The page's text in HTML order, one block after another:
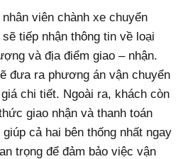
viên chành xe chuyển
tiếp nhận thông tin về loại
và địa điểm giao – nhận.
đưa ra phương án vận chuyển
chi tiết. Ngoài ra, khách còn
giao nhận và thanh toán
cả hai bên thống nhất ngay
trọng để đảm bảo việc vận